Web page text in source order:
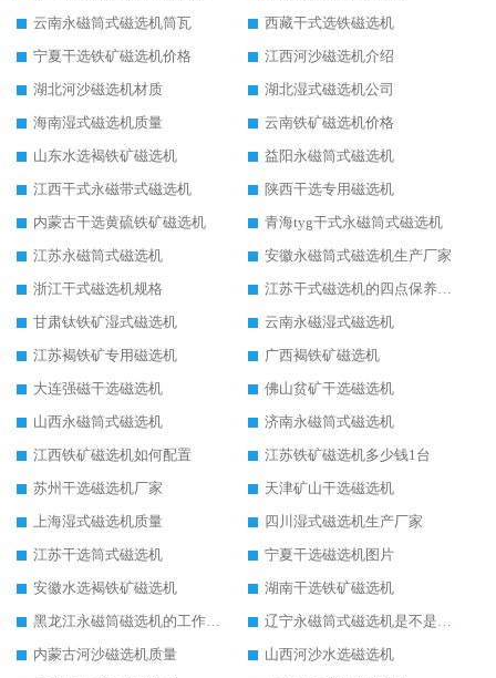
云南永磁筒式磁选机筒瓦
西藏干式选铁磁选机
宁夏干选铁矿磁选机价格
江西河沙磁选机介绍
湖北河沙磁选机材质
湖北湿式磁选机公司
海南湿式磁选机质量
云南铁矿磁选机价格
山东水选褐铁矿磁选机
益阳永磁筒式磁选机
江西干式永磁带式磁选机
陕西干选专用磁选机
内蒙古干选黄硫铁矿磁选机
青海tyg干式永磁筒式磁选机
江苏永磁筒式磁选机
安徽永磁筒式磁选机生产厂家
浙江干式磁选机规格
江苏干式磁选机的四点保养秘籍
甘肃钛铁矿湿式磁选机
云南永磁湿式磁选机
江苏褐铁矿专用磁选机
广西褐铁矿磁选机
大连强磁干选磁选机
佛山贫矿干选磁选机
山西永磁筒式磁选机
济南永磁筒式磁选机
江西铁矿磁选机如何配置
江苏铁矿磁选机多少钱1台
苏州干选磁选机厂家
天津矿山干选磁选机
上海湿式磁选机质量
四川湿式磁选机生产厂家
江苏干选筒式磁选机
宁夏干选磁选机图片
安徽水选褐铁矿磁选机
湖南干选铁矿磁选机
黑龙江永磁筒磁选机的工作原理
辽宁永磁筒式磁选机是不是强磁
内蒙古河沙磁选机质量
山西河沙水选磁选机